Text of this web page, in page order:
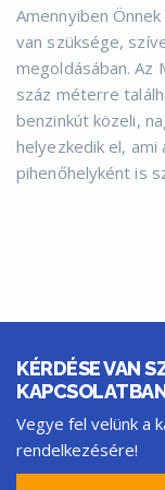
Amennyiben
van szüksége,
megoldásában. Az
száz méterre
benzinkút közeli,
helyezkedik el,
pihenőhelyként is
KÉRDÉSE VAN
Vegye fel velünk a
rendelkezésére!